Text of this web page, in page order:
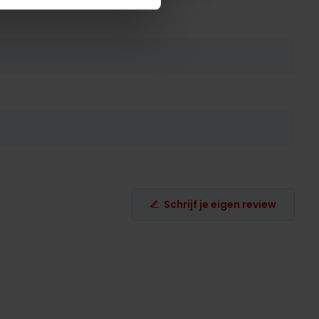
Schrijf je eigen review